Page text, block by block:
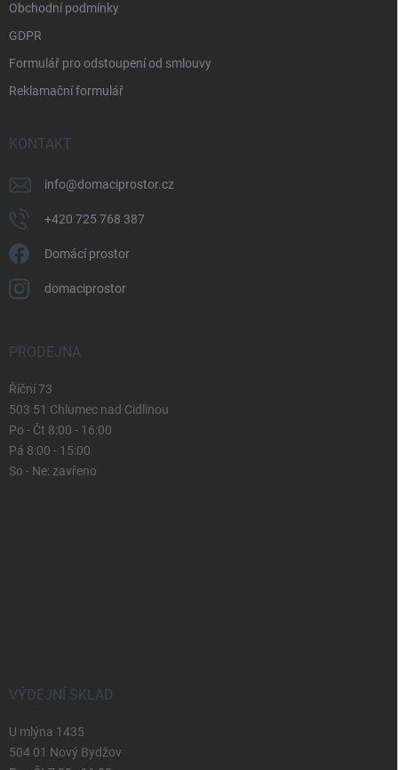
Obchodní podmínky
GDPR
Formulář pro odstoupení od smlouvy
Reklamační formulář
KONTAKT
info@domaciprostor.cz
+420 725 768 387
Domácí prostor
domaciprostor
PRODEJNA
Říční 73
503 51 Chlumec nad Cidlinou
Po - Čt 8:00 - 16:00
Pá 8:00 - 15:00
So - Ne: zavřeno
VÝDEJNÍ SKLAD
U mlýna 1435
504 01 Nový Bydžov